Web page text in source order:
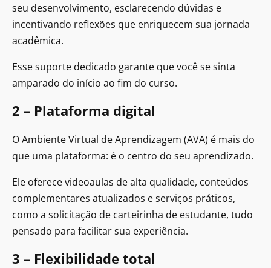
seu desenvolvimento, esclarecendo dúvidas e
incentivando reflexões que enriquecem sua jornada
acadêmica.
Esse suporte dedicado garante que você se sinta
amparado do início ao fim do curso.
2 – Plataforma digital
O Ambiente Virtual de Aprendizagem (AVA) é mais do
que uma plataforma: é o centro do seu aprendizado.
Ele oferece videoaulas de alta qualidade, conteúdos
complementares atualizados e serviços práticos,
como a solicitação de carteirinha de estudante, tudo
pensado para facilitar sua experiência.
3 – Flexibilidade total